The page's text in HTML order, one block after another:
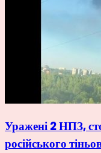
Уражені 2 НПЗ,
російського